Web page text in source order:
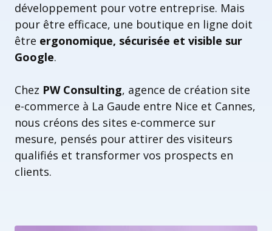
développement pour votre entreprise. Mais
pour être efficace, une boutique en ligne doit
être ergonomique, sécurisée et visible sur
Google.
Chez PW Consulting, agence de création site
e-commerce à La Gaude entre Nice et Cannes,
nous créons des sites e-commerce sur
mesure, pensés pour attirer des visiteurs
qualifiés et transformer vos prospects en
clients.